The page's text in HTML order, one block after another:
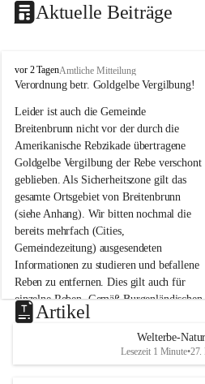
Aktuelle Beiträge
B
r
i
t
e
n
b
r
u
n
n
a
m
N
e
u
s
d
vor 2 TagenAmtliche Mitteilung
Verordnung betr. Goldgelbe Vergilbung!
Leider ist auch die Gemeinde
Breitenbrunn nicht vor der durch die
Amerikanische Rebzikade übertragene
Goldgelbe Vergilbung der Rebe verschont
geblieben. Als Sicherheitszone gilt das
gesamte Ortsgebiet von Breitenbrunn
(siehe Anhang). Wir bitten nochmal die
bereits mehrfach (Cities,
Gemeindezeitung) ausgesendeten
Informationen zu studieren und befallene
Reben zu entfernen. Dies gilt auch für
einzelne Reben. Gemäß Burgenländischen
Weinbaugesetz sind nicht gepflegte oder
unzulässige Weingärten zu roden! Bitte
helfen wir zusammen um unsere Winzer
vor den prognostizierten Ernteausfällen
Artikel
Welterbe-
Lesezeit 1 Minute•27.